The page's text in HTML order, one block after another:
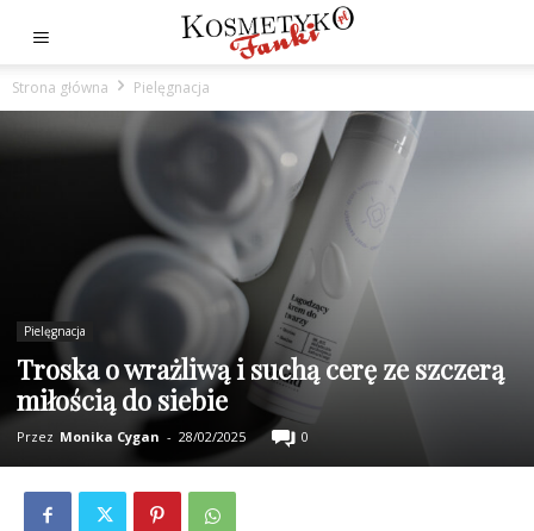
Strona główna Pielęgnacja
Pielęgnacja
Troska o wrażliwą i suchą cerę ze szczerą
miłością do siebie
Przez Monika Cygan - 28/02/2025 0